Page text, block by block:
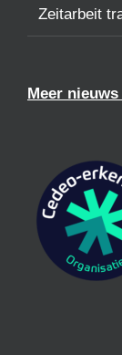
Zeitarbeit
Meer